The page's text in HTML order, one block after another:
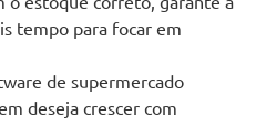
tempo para focar em
de supermercado
deseja crescer com